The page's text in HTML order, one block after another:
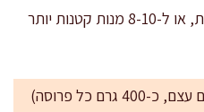
המתכון מתאים ל-6 מנות עיקריות, או ל-8-10 מנות קטנות יותר